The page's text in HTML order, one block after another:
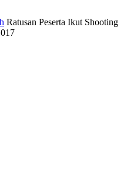
Ratusan Peserta Ikut Shooting